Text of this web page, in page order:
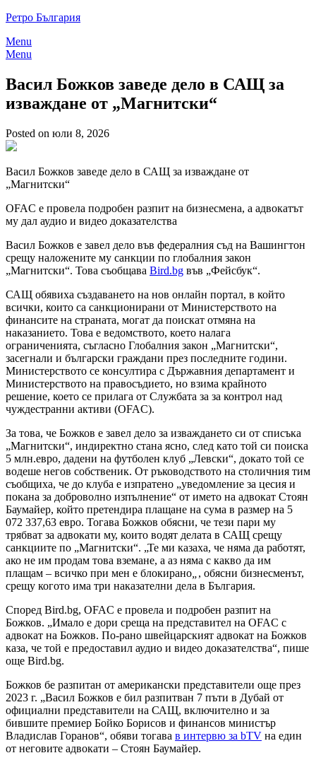
Skip
content
Ретро България
Menu
Menu
Васил Божков заведе дело в САЩ за
изваждане от „Магнитски“
Posted on юли 8, 2026
Васил Божков заведе дело в САЩ за изваждане от
„Магнитски“
OFAC е провела подробен разпит на бизнесмена, а адвокатът
му дал аудио и видео доказателства
Васил Божков е завел дело във федералния съд на Вашингтон
срещу наложените му санкции по глобалния закон
„Магнитски“. Това съобщава Bird.bg във „Фейсбук“.
САЩ обявиха създаването на нов онлайн портал, в който
всички, които са санкционирани от Министерството на
финансите на страната, могат да поискат отмяна на
наказанието. Това е ведомството, което налага
ограниченията, съгласно Глобалния закон „Магнитски“,
засегнали и български граждани през последните години.
Министерството се консултира с Държавния департамент и
Министерството на правосъдието, но взима крайното
решение, което се прилага от Службата за за контрол над
чуждестранни активи (OFAC).
За това, че Божков е завел дело за изваждането си от списъка
„Магнитски“, индиректно стана ясно, след като той си поиска
5 млн.евро, дадени на футболен клуб „Левски“, докато той се
водеше негов собственик. От ръководството на столичния тим
съобщиха, че до клуба е изпратено „уведомление за цесия и
покана за доброволно изпълнение“ от името на адвокат Стоян
Баумайер, който претендира плащане на сума в размер на 5
072 337,63 евро. Тогава Божков обясни, че тези пари му
трябват за адвокати му, които водят делата в САЩ срещу
санкциите по „Магнитски“. „Те ми казаха, че няма да работят,
ако не им продам това вземане, а аз няма с какво да им
плащам – всичко при мен е блокирано , обясни бизнесменът,
срещу когото има три наказателни дела в България.
Според Bird.bg, OFAC е провела и подробен разпит на
Божков. „Имало е дори среща на представител на OFAC с
адвокат на Божков. По-рано швейцарският адвокат на Божков
каза, че той е предоставил аудио и видео доказателства“, пише
още Bird.bg.
Божков бе разпитан от американски представители още през
2023 г. „Васил Божков е бил разпитван 7 пъти в Дубай от
официални представители на САЩ, включително и за
бившите премиер Бойко Борисов и финансов министър
Владислав Горанов“, обяви тогава в интервю за bTV на един
от неговите адвокати – Стоян Баумайер.